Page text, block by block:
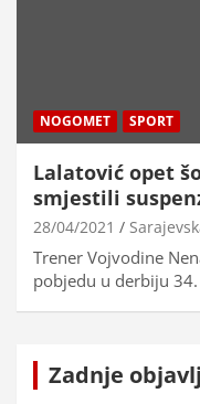
NOGOMET SPORT
Lalatović opet
smjestili
28/04/2021
Trener Vojvodine
pobjedu u derbiju
Zadnje